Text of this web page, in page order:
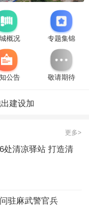
概况 专题集锦
公告 敬请期待
建设加
官兵
更多>
处清凉驿站 打造清
驻麻武警官兵